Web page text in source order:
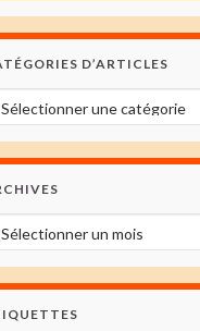
D’ARTICLES
d’articles